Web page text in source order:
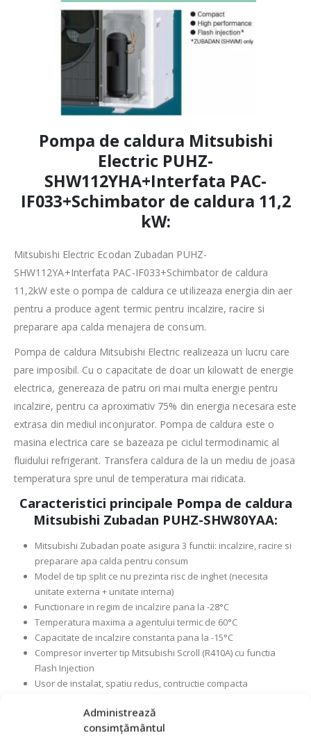
Administrează
consimțământul
Pompa de caldura Mitsubishi
Electric PUHZ-
SHW112YHA+Interfata PAC-
IF033+Schimbator de caldura 11,2
kW:
Mitsubishi Electric Ecodan Zubadan PUHZ-
SHW112YA+Interfata PAC-IF033+Schimbator de caldura
11,2kW este o pompa de caldura ce utilizeaza energia din aer
pentru a produce agent termic pentru incalzire, racire si
preparare apa calda menajera de consum.
Pompa de caldura Mitsubishi Electric realizeaza un lucru care
pare imposibil. Cu o capacitate de doar un kilowatt de energie
electrica, genereaza de patru ori mai multa energie pentru
incalzire, pentru ca aproximativ 75% din energia necesara este
extrasa din mediul inconjurator. Pompa de caldura este o
masina electrica care se bazeaza pe ciclul termodinamic al
fluidului refrigerant. Transfera caldura de la un mediu de joasa
temperatura spre unul de temperatura mai ridicata.
Caracteristici principale Pompa de caldura
Mitsubishi Zubadan PUHZ-SHW80YAA:
Mitsubishi Zubadan poate asigura 3 functii: incalzire, racire si
preparare apa calda pentru consum
Model de tip split ce nu prezinta risc de inghet (necesita
unitate externa + unitate interna)
Functionare in regim de incalzire pana la -28°C
Temperatura maxima a agentului termic de 60°C
Capacitate de incalzire constanta pana la -15°C
Compresor inverter tip Mitsubishi Scroll (R410A) cu functia
Flash Injection
Usor de instalat, spatiu redus, contructie compacta
energetica A++.
Au o eficienta energetica cu 60% mai mare decat a sistemelor